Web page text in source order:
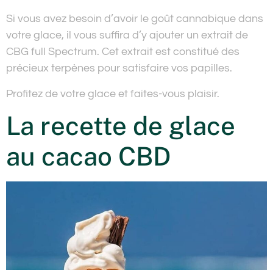
Si vous avez besoin d’avoir le goût cannabique dans
votre glace, il vous suffira d’y ajouter un extrait de
CBG full Spectrum. Cet extrait est constitué des
précieux terpènes pour satisfaire vos papilles.
Profitez de votre glace et faites-vous plaisir.
La recette de glace
au cacao CBD